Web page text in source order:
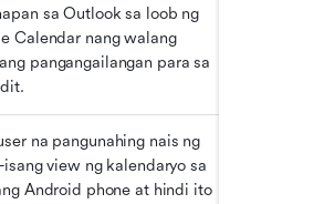
sa Outlook sa loob ng
Calendar nang walang
pangangailangan para sa
na pangunahing nais ng
isang view ng kalendaryo sa
Android phone at hindi ito